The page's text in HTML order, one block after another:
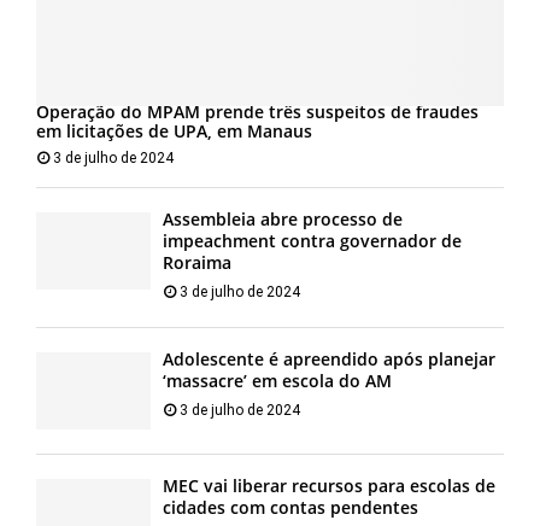
Operação do MPAM prende três suspeitos de fraudes
em licitações de UPA, em Manaus
3 de julho de 2024
Assembleia abre processo de
impeachment contra governador de
Roraima
3 de julho de 2024
Adolescente é apreendido após planejar
‘massacre’ em escola do AM
3 de julho de 2024
MEC vai liberar recursos para escolas de
cidades com contas pendentes